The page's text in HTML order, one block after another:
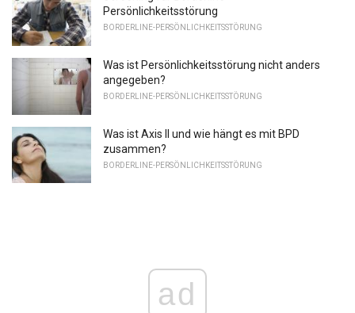
Persönlichkeitsstörung
BORDERLINE-PERSÖNLICHKEITSSTÖRUNG
Was ist Persönlichkeitsstörung nicht anders
angegeben?
BORDERLINE-PERSÖNLICHKEITSSTÖRUNG
Was ist Axis II und wie hängt es mit BPD
zusammen?
BORDERLINE-PERSÖNLICHKEITSSTÖRUNG
ad